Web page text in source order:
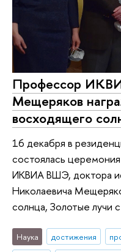
Профессор
Мещеряков
восходящего
16 декабря в
состоялась
ИКВИА ВШЭ, доктора
Николаевича
солнца, Золотые лучи
Наука достижения